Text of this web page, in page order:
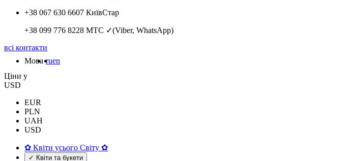
+38 067 630 6607 КиївСтар
+38 099 776 8228 МТС ✓(Viber, WhatsApp)
всі контакти
Мова ruen
Цiни у
USD
EUR
PLN
UAH
USD
✿ Квіти усього Світу ✿
✓ Квіти та букети